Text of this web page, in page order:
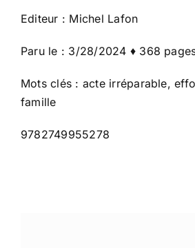
Editeur : Michel Lafon
Paru le : 3/28/2024 ♦ 368
Mots clés : acte irréparable,
famille
9782749955278